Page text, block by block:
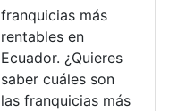
franquicias más
rentables en
Ecuador. ¿Quieres
saber cuáles son
las franquicias más